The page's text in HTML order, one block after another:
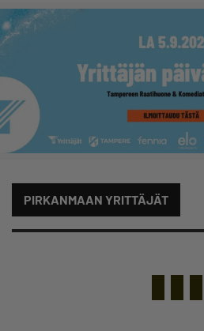
PIRKANMAAN YRITTÄJÄT
Suodata hakutuloksia: näytä